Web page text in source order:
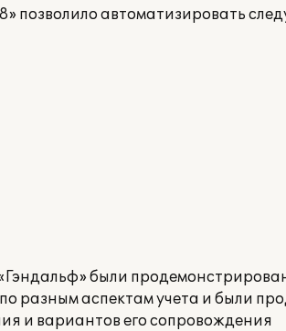
позволило автоматизировать
были
разным аспектам учета и были
и вариантов его сопровождения